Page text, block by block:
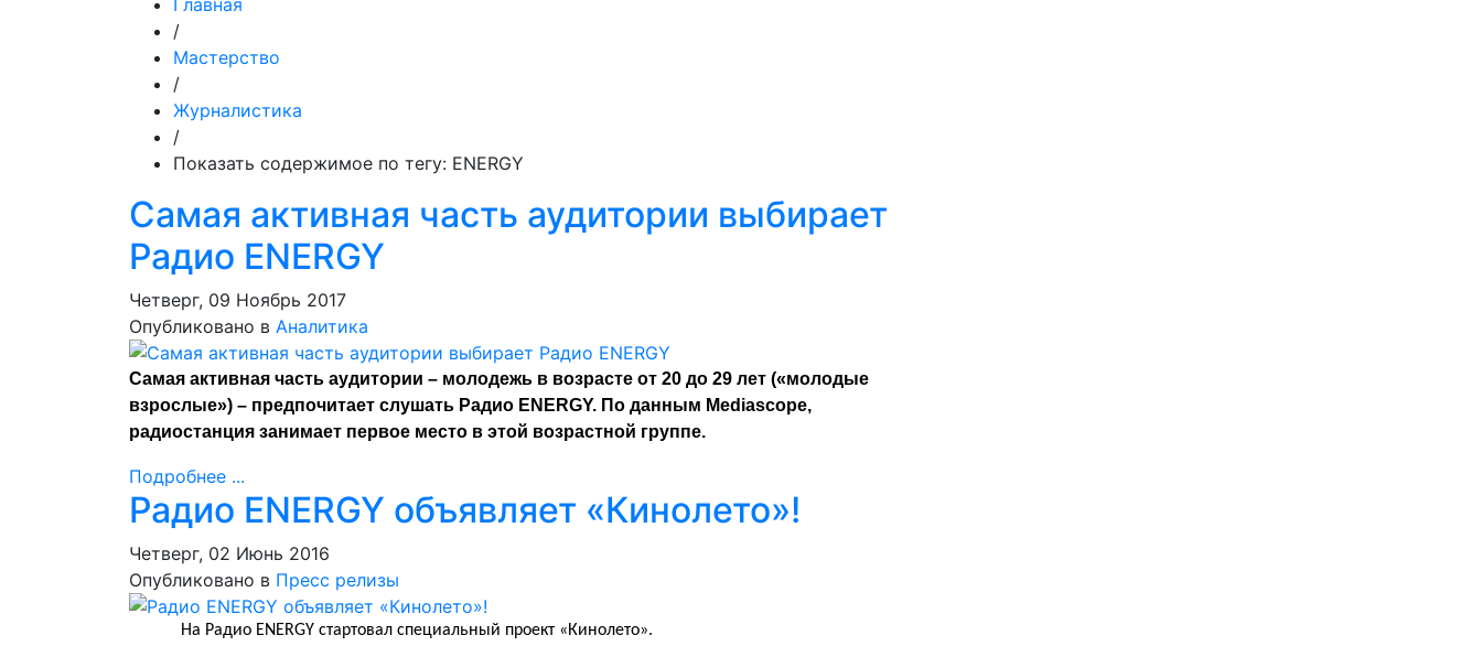
Главная
/
Мастерство
/
Журналистика
/
Показать содержимое по тегу: ENERGY
Самая активная часть аудитории выбирает
Радио ENERGY
Четверг, 09 Ноябрь 2017
Опубликовано в Аналитика
Самая активная часть аудитории – молодежь в возрасте от 20 до 29 лет («молодые
взрослые») – предпочитает слушать Радио ENERGY. По данным Mediascope,
радиостанция занимает первое место в этой возрастной группе.
Подробнее ...
Радио ENERGY объявляет «Кинолето»!
Четверг, 02 Июнь 2016
Опубликовано в Пресс релизы
На Радио ENERGY стартовал специальный проект «Кинолето».